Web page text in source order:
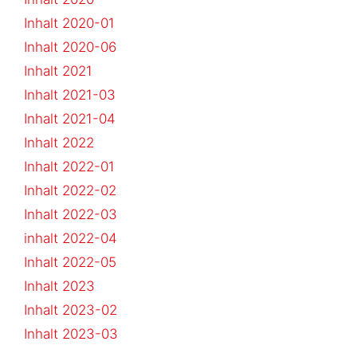
Inhalt 2020-01
Inhalt 2020-06
Inhalt 2021
Inhalt 2021-03
Inhalt 2021-04
Inhalt 2022
Inhalt 2022-01
Inhalt 2022-02
Inhalt 2022-03
inhalt 2022-04
Inhalt 2022-05
Inhalt 2023
Inhalt 2023-02
Inhalt 2023-03